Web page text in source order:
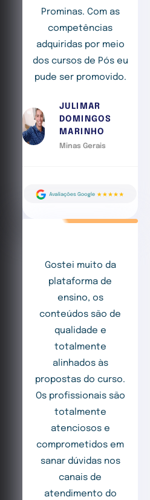
Prominas. Com as
competências
adquiridas por meio
dos cursos de Pós eu
pude ser promovido.
JULIMAR
DOMINGOS
MARINHO
Minas Gerais
Gostei muito da
plataforma de
ensino, os
conteúdos são de
qualidade e
totalmente
alinhados às
propostas do curso.
Os profissionais são
totalmente
atenciosos e
comprometidos em
sanar dúvidas nos
canais de
atendimento do